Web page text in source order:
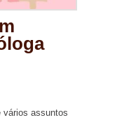
vários assuntos